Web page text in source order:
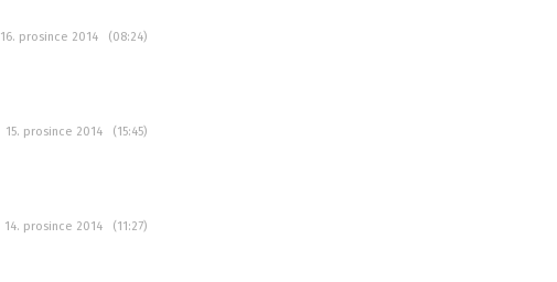
16. prosince 2014 (08:24)
15. prosince 2014 (15:45)
14. prosince 2014 (11:27)